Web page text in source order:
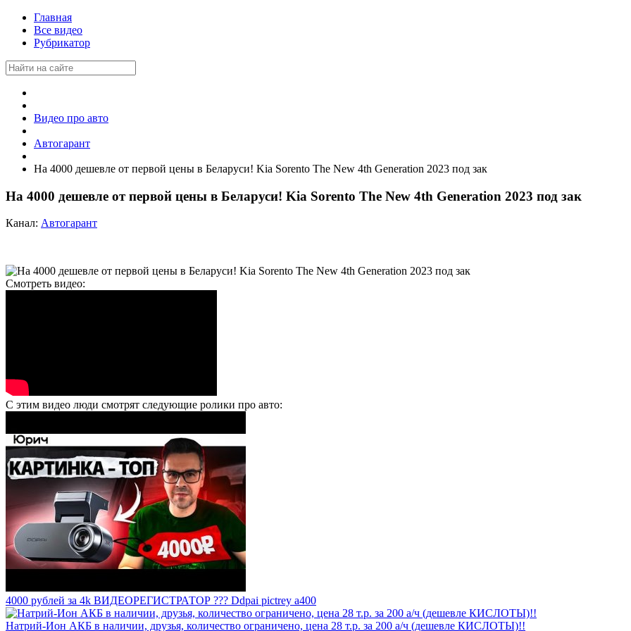
Главная
Все видео
Рубрикатор
Видео про авто
Автогарант
На 4000 дешевле от первой цены в Беларуси! Kia Sorento The New 4th Generation 2023 под зак
На 4000 дешевле от первой цены в Беларуси! Kia Sorento The New 4th Generation 2023 под зак
Канал: Автогарант
Смотреть видео:
С этим видео люди смотрят следующие ролики про авто:
4000 рублей за 4k ВИДЕОРЕГИСТРАТОР ??? Ddpai pictrey a400
Натрий-Ион АКБ в наличии, друзья, количество ограничено, цена 28 т.р. за 200 а/ч (дешевле КИСЛОТЫ)!!